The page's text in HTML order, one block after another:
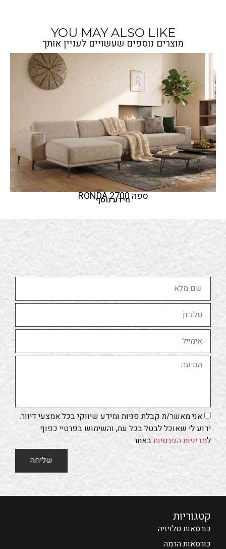
YOU MAY ALSO LIKE
מוצרים נוספים שעשויים לעניין אותך
ספה 2700 RONDAמידע נוסף
אני מאשר/ת קבלת פניות ומידע שיווקי בכל אמצעי דיוור.
ידוע לי שאוכל לבטל בכל עת, והשימוש בפרטיי כפוף
למדיניות הפרטיותבאתר.
שליחה
קטגוריות
כורסאות טלויזיה
כורסאות הרמה